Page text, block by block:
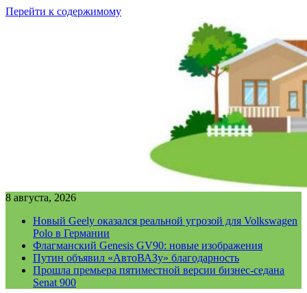
Перейти к содержимому
8 августа, 2026
Новый Geely оказался реальной угрозой для Volkswagen
Polo в Германии
Флагманский Genesis GV90: новые изображения
Путин объявил «АвтоВАЗу» благодарность
Прошла премьера пятиместной версии бизнес-седана
Senat 900